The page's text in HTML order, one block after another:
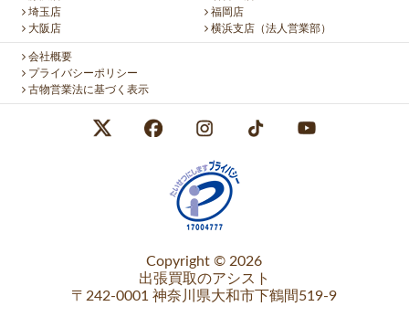
埼玉店
福岡店
大阪店
横浜支店（法人営業部）
会社概要
プライバシーポリシー
古物営業法に基づく表示
Copyright © 2026
出張買取のアシスト
〒242-0001 神奈川県大和市下鶴間519-9